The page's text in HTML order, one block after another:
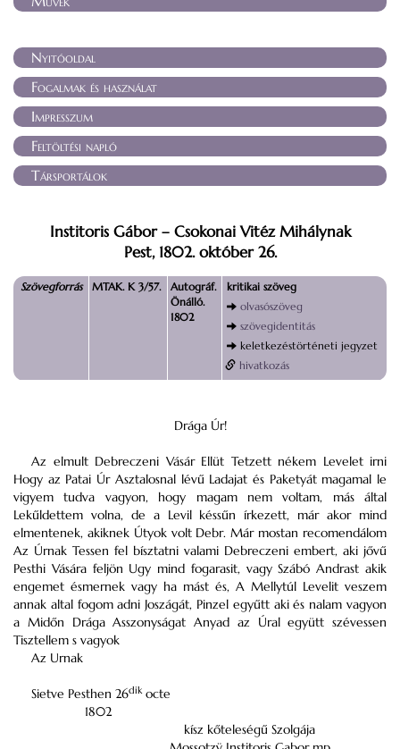
Nyitóoldal
Fogalmak és használat
Impresszum
Feltöltési napló
Társportálok
Institoris Gábor – Csokonai Vitéz Mihálynak
Pest, 1802. október 26.
Szövegforrás MTAK. K 3/57.
Autográf.
Önálló.
1802
kritikai szöveg
olvasószöveg
szövegidentitás
keletkezéstörténeti jegyzet
hivatkozás
Drága Úr!
Az elmult Debreczeni Vásár Ellüt Tetzett nékem Levelet irni
Hogy az Patai Úr Asztalosnal lévű Ladajat és Paketyát magamal le
vigyem tudva vagyon, hogy magam nem voltam, más által
Lekűldettem volna, de a Levil késsűn írkezett, már akor mind
elmentenek, akiknek Útyok volt Debr. Már mostan recomendálom
Az Úrnak Tessen fel bísztatni valami Debreczeni embert, aki jővű
Pesthi Vására feljön Ugy mind fogarasit, vagySzábó Andrast akik
engemet ésmernek vagy ha mást és, A Mellytúl Levelit veszem
annak altal fogom adni Joszágát, Pinzel egyűtt aki és nalam vagyon
a Midőn Drága Asszonyságat Anyad az Úral együtt szévessen
Tisztellem s vagyok
Az Urnak
Sietve Pesthen 26dikocte
1802
kísz kőteleségű Szolgája